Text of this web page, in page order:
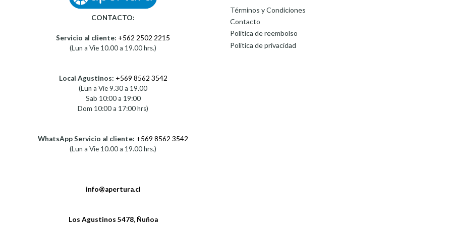
CONTACTO:
Servicio al cliente: +562 2502 2215
(Lun a Vie 10.00 a 19.00 hrs.)
Local Agustinos: +569 8562 3542
(Lun a Vie 9.30 a 19.00
Sab 10:00 a 19:00
Dom 10:00 a 17:00 hrs)
WhatsApp Servicio al cliente: +569 8562 3542
(Lun a Vie 10.00 a 19.00 hrs.)
info@apertura.cl
Los Agustinos 5478, Ñuñoa
Términos y Condiciones
Contacto
Política de reembolso
Política de privacidad